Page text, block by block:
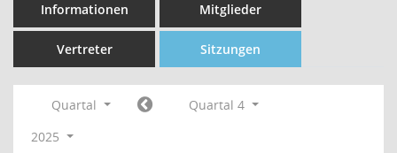
Informationen Mitglieder
Vertreter Sitzungen
Quartal
Quartal 4
2025